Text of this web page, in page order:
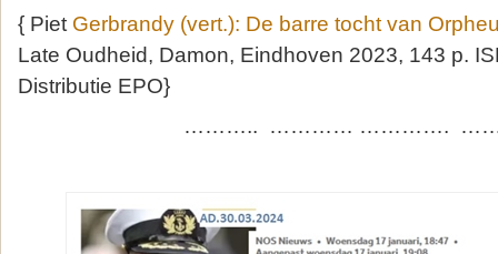
{ Piet Gerbrandy (vert.): De barre tocht van
Late Oudheid, Damon, Eindhoven 2023, 143 p.
Distributie EPO}
……….. ………… ………….